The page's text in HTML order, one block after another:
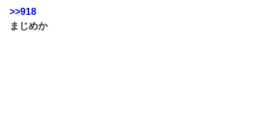
>>918
まじめか